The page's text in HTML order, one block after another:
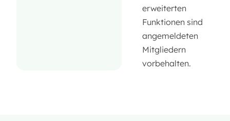
erweiterten
Funktionen sind
angemeldeten
Mitgliedern
vorbehalten.